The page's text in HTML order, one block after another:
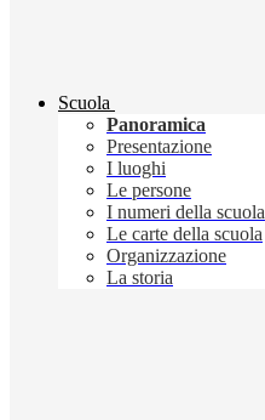
Scuola
Panoramica
Presentazione
I luoghi
Le persone
I numeri della scuola
Le carte della scuola
Organizzazione
La storia